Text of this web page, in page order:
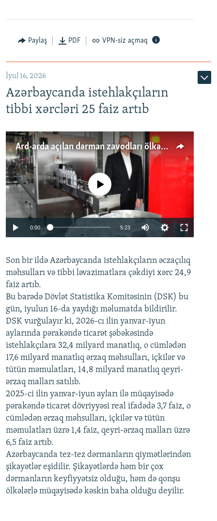
Paylaş PDF VPN-siz açmaq
İyul 16, 2026
Azərbaycanda istehlakçıların
tibbi xərcləri 25 faiz artıb
Ard-arda açılan dərman zavodları ölkənin tələbatını ödəyirmi?
Auto 240p 360p 480p
720p 1080p
No media source currently available
0:00 5:23
360p
480p
720p
1080p
Son bir ildə Azərbaycanda istehlakçıların əczaçılıq
məhsulları və tibbi ləvazimatlara çəkdiyi xərc 24,9
faiz artıb.
Bu barədə Dövlət Statistika Komitəsinin (DSK) bu
gün, iyulun 16-da yaydığı məlumatda bildirilir.
DSK vurğulayır ki, 2026-cı ilin yanvar-iyun
aylarında pərakəndə ticarət şəbəkəsində
istehlakçılara 32,4 milyard manatlıq, o cümlədən
17,6 milyard manatlıq ərzaq məhsulları, içkilər və
tütün məmulatları, 14,8 milyard manatlıq qeyri-
ərzaq malları satılıb.
2025-ci ilin yanvar-iyun ayları ilə müqayisədə
pərakəndə ticarət dövriyyəsi real ifadədə 3,7 faiz, o
cümlədən ərzaq məhsulları, içkilər və tütün
məmulatları üzrə 1,4 faiz, qeyri-ərzaq malları üzrə
6,5 faiz artıb.
Azərbaycanda tez-tez dərmanların qiymətlərindən
şikayətlər eşidilir. Şikayətlərdə həm bir çox
dərmanların keyfiyyətsiz olduğu, həm də qonşu
ölkələrlə müqayisədə kəskin baha olduğu deyilir.